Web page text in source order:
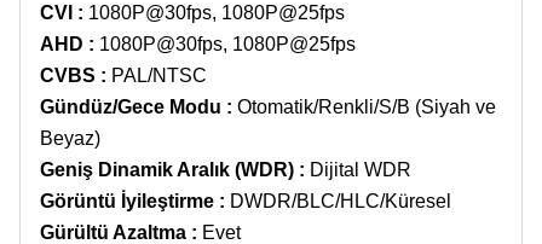
CVI : 1080P@30fps, 1080P@25fps
AHD : 1080P@30fps, 1080P@25fps
CVBS : PAL/NTSC
Gündüz/Gece Modu : Otomatik/Renkli/S/B (Siyah ve
Beyaz)
Geniş Dinamik Aralık (WDR) : Dijital WDR
Görüntü İyileştirme : DWDR/BLC/HLC/Küresel
Gürültü Azaltma : Evet